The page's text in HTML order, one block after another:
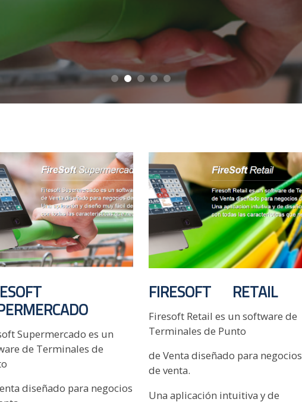
Supermercado es un
de Terminales de
diseñado para negocios
FIRESOFT RETAIL
Firesoft Retail es un software de
Terminales de Punto
de Venta diseñado para negocios
de venta.
Una aplicación intuitiva y de